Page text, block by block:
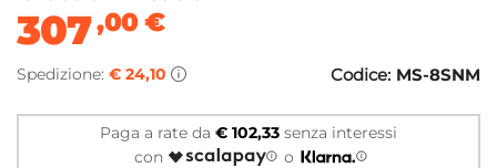
307,00€
Spedizione: € 24,10 Codice: MS-8SNM
Paga a rate da € 102,33 senza interessi
con
o